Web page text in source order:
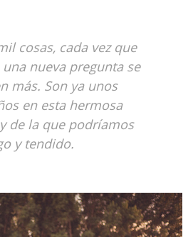
cosas, cada vez que
nueva pregunta se
más. Son ya unos
en esta hermosa
de la que podríamos
y tendido.